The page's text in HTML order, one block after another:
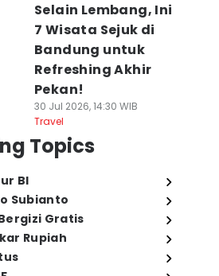
Selain Lembang, Ini
7 Wisata Sejuk di
Bandung untuk
Refreshing Akhir
Pekan!
30 Jul 2026, 14:30 WIB
Travel
Topics
BI
Subianto
Gratis
Rupiah